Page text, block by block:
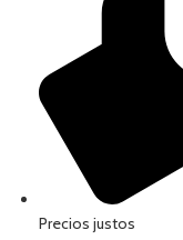
Precios justos